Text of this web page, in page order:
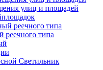
улиц и площадей
реечного типа
Светильник